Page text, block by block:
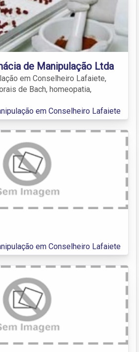
de Manipulação Ltda
em Conselheiro Lafaiete,
de Bach, homeopatia,
em Conselheiro Lafaiete
em Conselheiro Lafaiete